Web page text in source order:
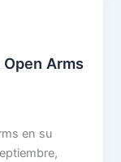
Arms
en su